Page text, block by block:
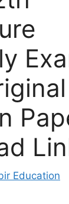
Education